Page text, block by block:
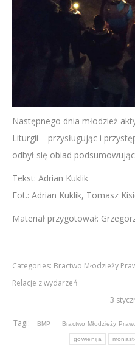
Następnego dnia młodzież
Liturgii – przysługując i
odbył się obiad
Tekst: Adrian Kuklik
Fot.: Adrian Kuklik, Tomasz
Materiał przygotował:
Categories: Bractwo Młodzieży
Relacje z wydarzeń
3
Tagi: BMP Bractwo Młodzieży
gowienija